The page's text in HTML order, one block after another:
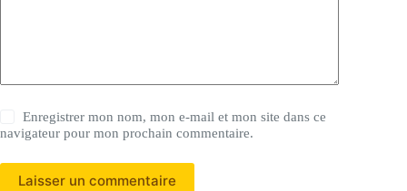
Enregistrer mon nom, mon e-mail et mon site dans ce
navigateur pour mon prochain commentaire.
Laisser un commentaire